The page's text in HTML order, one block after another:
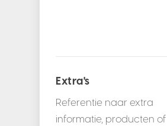
Extra's
Referentie naar extra
informatie, producten of